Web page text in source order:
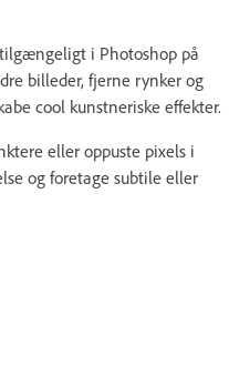
i Photoshop på
billeder, fjerne rynker og
cool kunstneriske effekter.
eller oppuste pixels i
og foretage subtile eller